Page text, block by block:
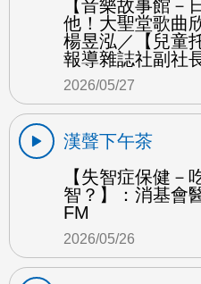
【音樂故事館－
他！大聖堂歌曲
楊昱泓／【兒童
報導雜誌社副社
2026/05/27
漢聲下午茶
【失智症保健－
智？】：消基會
FM
2026/05/26